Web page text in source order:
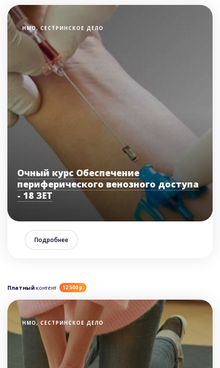
НМО, СЕСТРИНСКОЕ ДЕЛО
Очный курс Обеспечение
периферического венозного доступа
- 18 ЗЕТ
Подробнее
Платный контент 12 500 р.
НМО, СЕСТРИНСКОЕ ДЕЛО